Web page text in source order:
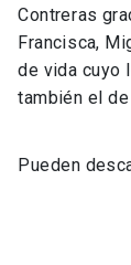
Contreras
Francisca,
de vida cuyo
también el
Pueden